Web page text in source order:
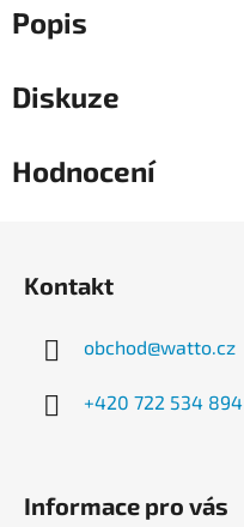
Popis
Diskuze
Hodnocení
Kontakt
obchod@watto.cz
+420 722 534 894
Informace pro vás